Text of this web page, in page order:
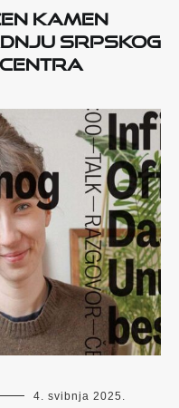
kamen
Srpskog
4. svibnja 2025.